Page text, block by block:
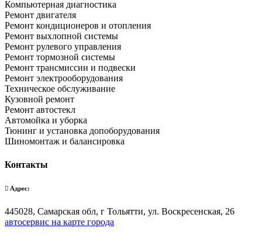
Компьютерная диагностика
Ремонт двигателя
Ремонт кондиционеров и отопления
Ремонт выхлопной системы
Ремонт рулевого управления
Ремонт тормозной системы
Ремонт трансмиссии и подвески
Ремонт электрооборудования
Техническое обслуживание
Кузовной ремонт
Ремонт автостекл
Автомойка и уборка
Тюнинг и установка допоборудования
Шиномонтаж и балансировка
Контакты
Адрес:
445028, Самарская обл, г Тольятти, ул. Воскресенская, 26
автосервис на карте города